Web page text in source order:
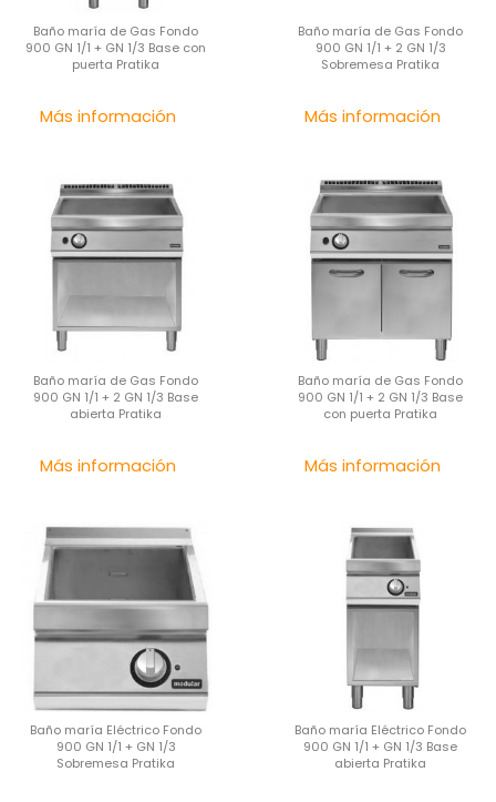
Baño maría de Gas Fondo
900 GN 1/1 + GN 1/3 Base con
puerta Pratika
Más información
Baño maría de Gas Fondo
900 GN 1/1 + 2 GN 1/3
Sobremesa Pratika
Más información
Baño maría de Gas Fondo
900 GN 1/1 + 2 GN 1/3 Base
abierta Pratika
Más información
Baño maría de Gas Fondo
900 GN 1/1 + 2 GN 1/3 Base
con puerta Pratika
Más información
Baño maría Eléctrico Fondo
900 GN 1/1 + GN 1/3
Sobremesa Pratika
Baño maría Eléctrico Fondo
900 GN 1/1 + GN 1/3 Base
abierta Pratika